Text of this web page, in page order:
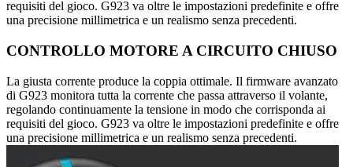
requisiti del gioco. G923 va oltre le impostazioni predefinite e offre
una precisione millimetrica e un realismo senza precedenti.
CONTROLLO MOTORE A CIRCUITO CHIUSO
La giusta corrente produce la coppia ottimale. Il firmware avanzato
di G923 monitora tutta la corrente che passa attraverso il volante,
regolando continuamente la tensione in modo che corrisponda ai
requisiti del gioco. G923 va oltre le impostazioni predefinite e offre
una precisione millimetrica e un realismo senza precedenti.